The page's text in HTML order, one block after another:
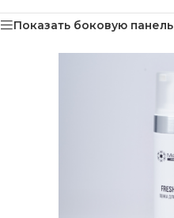
Показать боковую панель